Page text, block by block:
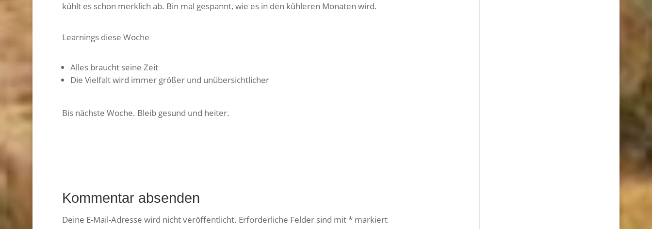
kühlt es schon merklich ab. Bin mal gespannt, wie es in den kühleren Monaten wird.
Learnings diese Woche
Alles braucht seine Zeit
Die Vielfalt wird immer größer und unübersichtlicher
Bis nächste Woche. Bleib gesund und heiter.
Kommentar absenden
Deine E-Mail-Adresse wird nicht veröffentlicht. Erforderliche Felder sind mit*markiert